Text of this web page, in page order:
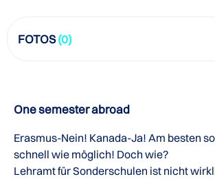
FOTOS(0)
One semester abroad
Erasmus-Nein! Kanada-Ja! Am besten
schnell wie möglich! Doch wie?
Lehramt für Sonderschulen ist nicht